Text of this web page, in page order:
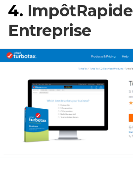
4. ImpôtRapide
Entreprise